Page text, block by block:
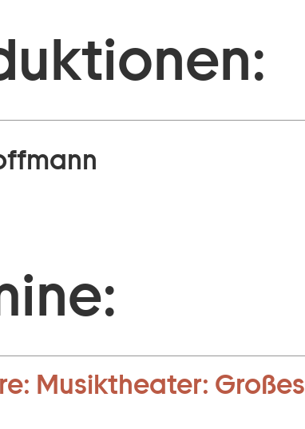
Musiktheater: Großes